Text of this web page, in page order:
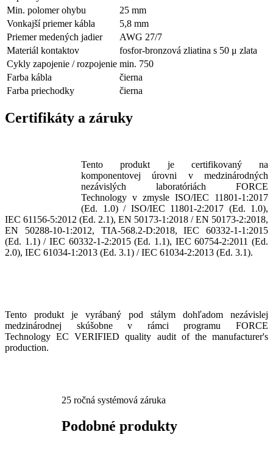
Min. polomer ohybu
25 mm
Vonkajší priemer kábla
5,8 mm
Priemer medených jadier
AWG 27/7
Materiál kontaktov
fosfor-bronzová zliatina s 50 μ zlata
Cykly zapojenie / rozpojenie min. 750
Farba kábla
čierna
Farba priechodky
čierna
Certifikáty a záruky
Tento produkt je certifikovaný na
komponentovej úrovni v medzinárodných
nezávislých laboratóriách FORCE
Technology v zmysle ISO/IEC 11801-1:2017
(Ed. 1.0) / ISO/IEC 11801-2:2017 (Ed. 1.0),
IEC 61156-5:2012 (Ed. 2.1), EN 50173-1:2018 / EN 50173-2:2018,
EN 50288-10-1:2012, TIA-568.2-D:2018, IEC 60332-1-1:2015
(Ed. 1.1) / IEC 60332-1-2:2015 (Ed. 1.1), IEC 60754-2:2011 (Ed.
2.0), IEC 61034-1:2013 (Ed. 3.1) / IEC 61034-2:2013 (Ed. 3.1).
Tento produkt je vyrábaný pod stálym dohľadom nezávislej
medzinárodnej skúšobne v rámci programu FORCE
Technology EC VERIFIED quality audit of the manufacturer's
production.​
25 ročná systémová záruka
Podobné produkty